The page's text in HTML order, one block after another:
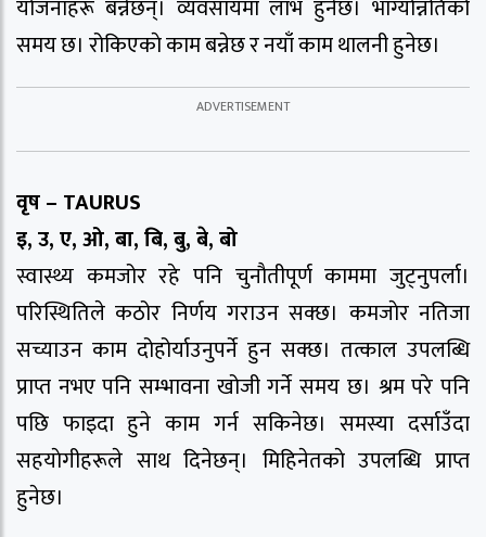
योजनाहरू बन्नेछन्। व्यवसायमा लाभ हुनेछ। भाग्योन्नतिको
समय छ। रोकिएकाे काम बन्नेछ र नयाँ काम थालनी हुनेछ।
वृष – TAURUS
इ, उ, ए, ओ, बा, बि, बु, बे, बो
स्वास्थ्य कमजोर रहे पनि चुनाैतीपूर्ण काममा जुट्नुपर्ला।
परिस्थितिले कठोर निर्णय गराउन सक्छ। कमजाेर नतिजा
सच्याउन काम दोहोर्याउनुपर्ने हुन सक्छ। तत्काल उपलब्धि
प्राप्त नभए पनि सम्भावना खोजी गर्ने समय छ। श्रम परे पनि
पछि फाइदा हुने काम गर्न सकिनेछ। समस्या दर्साउँदा
सहयाेगीहरूले साथ दिनेछन्। मिहिनेतकाे उपलब्धि प्राप्त
हुनेछ।